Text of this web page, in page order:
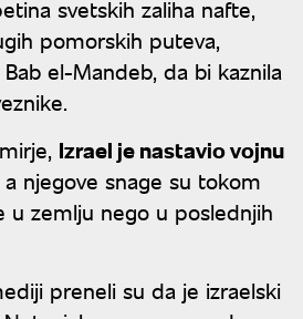
svetskih zaliha nafte,
pomorskih puteva,
el-Mandeb, da bi kaznila
Izrael je nastavio vojnu
a njegove snage su tokom
u zemlju nego u poslednjih
preneli su da je izraelski